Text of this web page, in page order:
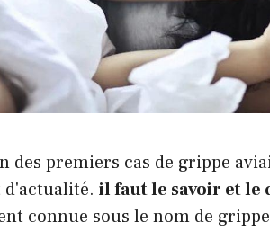
des premiers cas de grippe
d'actualité. il faut le savoir et
connue sous le nom de